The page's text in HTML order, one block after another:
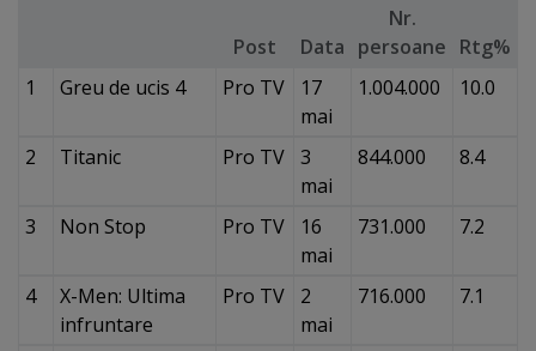
Post Data
Nr.
persoane Rtg%
1
Greu de ucis 4 Pro TV
17
mai
1.004.000 10.0
2 Titanic Pro TV
3
mai
844.000 8.4
3 Non Stop Pro TV
16
mai
731.000 7.2
4
X-Men: Ultima
infruntare
Pro TV
2
mai
716.000 7.1